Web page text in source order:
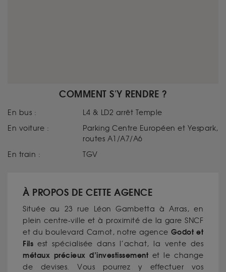
COMMENT S'Y RENDRE ?
En bus :
L4 & LD2 arrêt Temple
En voiture :
Parking Centre Européen et Yespark,
routes A1/A7/A6
En train :
TGV
À PROPOS DE CETTE AGENCE
Située au 23 rue Léon Gambetta à Arras, en
plein centre-ville et à proximité de la gare SNCF
et du boulevard Carnot, notre agence Godot et
Fils est spécialisée dans l’achat, la vente des
métaux précieux d’investissement et le change
de devises. Vous pourrez y effectuer vos